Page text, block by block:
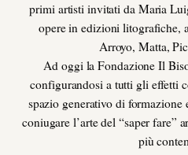
primi artisti invitati da Maria
opere in edizioni litografiche,
Arroyo, Matta,
Ad oggi la Fondazione Il
configurandosi a tutti gli effetti
spazio generativo di
coniugare l’arte del “saper fare”
più